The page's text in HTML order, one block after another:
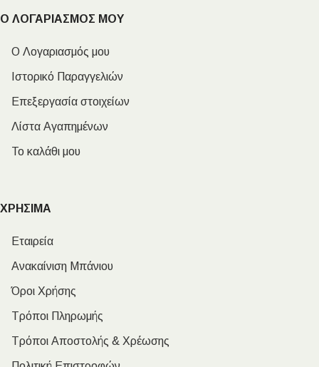
Ο ΛΟΓΑΡΙΑΣΜΟΣ ΜΟΥ
Ο Λογαριασμός μου
Ιστορικό Παραγγελιών
Επεξεργασία στοιχείων
Λίστα Αγαπημένων
Το καλάθι μου
ΧΡΗΣΙΜΑ
Εταιρεία
Ανακαίνιση Μπάνιου
Όροι Χρήσης
Τρόποι Πληρωμής
Τρόποι Αποστολής & Χρέωσης